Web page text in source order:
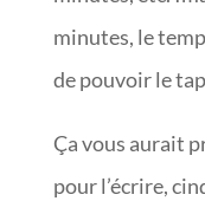
minutes, le
de pouvoir le
Ça vous aurait
pour l’écrire,